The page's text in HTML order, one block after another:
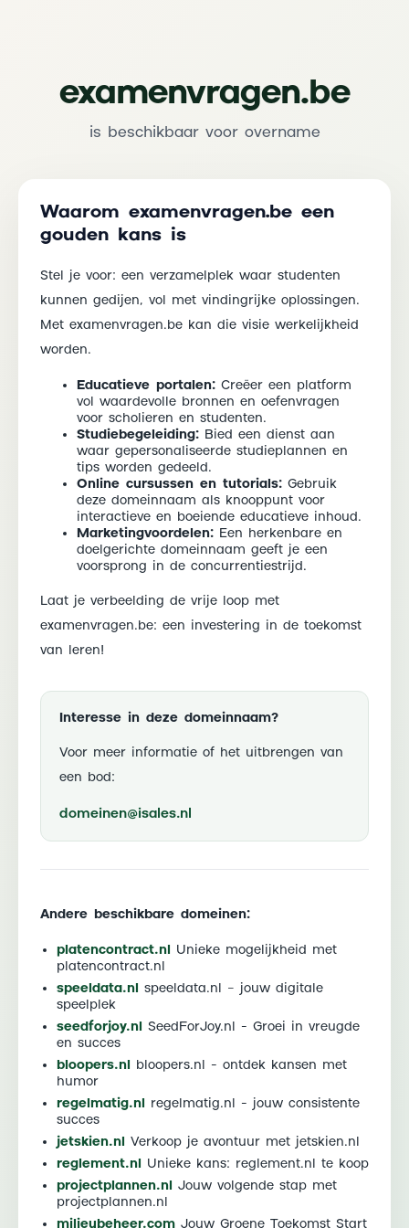
examenvragen.be
is beschikbaar voor overname
Waarom examenvragen.be een
gouden kans is
Stel je voor: een verzamelplek waar studenten
kunnen gedijen, vol met vindingrijke oplossingen.
Met examenvragen.be kan die visie werkelijkheid
worden.
Educatieve portalen: Creëer een platform
vol waardevolle bronnen en oefenvragen
voor scholieren en studenten.
Studiebegeleiding: Bied een dienst aan
waar gepersonaliseerde studieplannen en
tips worden gedeeld.
Online cursussen en tutorials: Gebruik
deze domeinnaam als knooppunt voor
interactieve en boeiende educatieve inhoud.
Marketingvoordelen: Een herkenbare en
doelgerichte domeinnaam geeft je een
voorsprong in de concurrentiestrijd.
Laat je verbeelding de vrije loop met
examenvragen.be: een investering in de toekomst
van leren!
Interesse in deze domeinnaam?
Voor meer informatie of het uitbrengen van
een bod:
domeinen@isales.nl
Andere beschikbare domeinen:
platencontract.nl
Unieke mogelijkheid met
platencontract.nl
speeldata.nl
speeldata.nl – jouw digitale
speelplek
seedforjoy.nl
SeedForJoy.nl - Groei in vreugde
en succes
bloopers.nl
bloopers.nl - ontdek kansen met
humor
regelmatig.nl
regelmatig.nl - jouw consistente
succes
jetskien.nl
Verkoop je avontuur met jetskien.nl
reglement.nl
Unieke kans: reglement.nl te koop
projectplannen.nl
Jouw volgende stap met
projectplannen.nl
milieubeheer.com Jouw Groene Toekomst Start